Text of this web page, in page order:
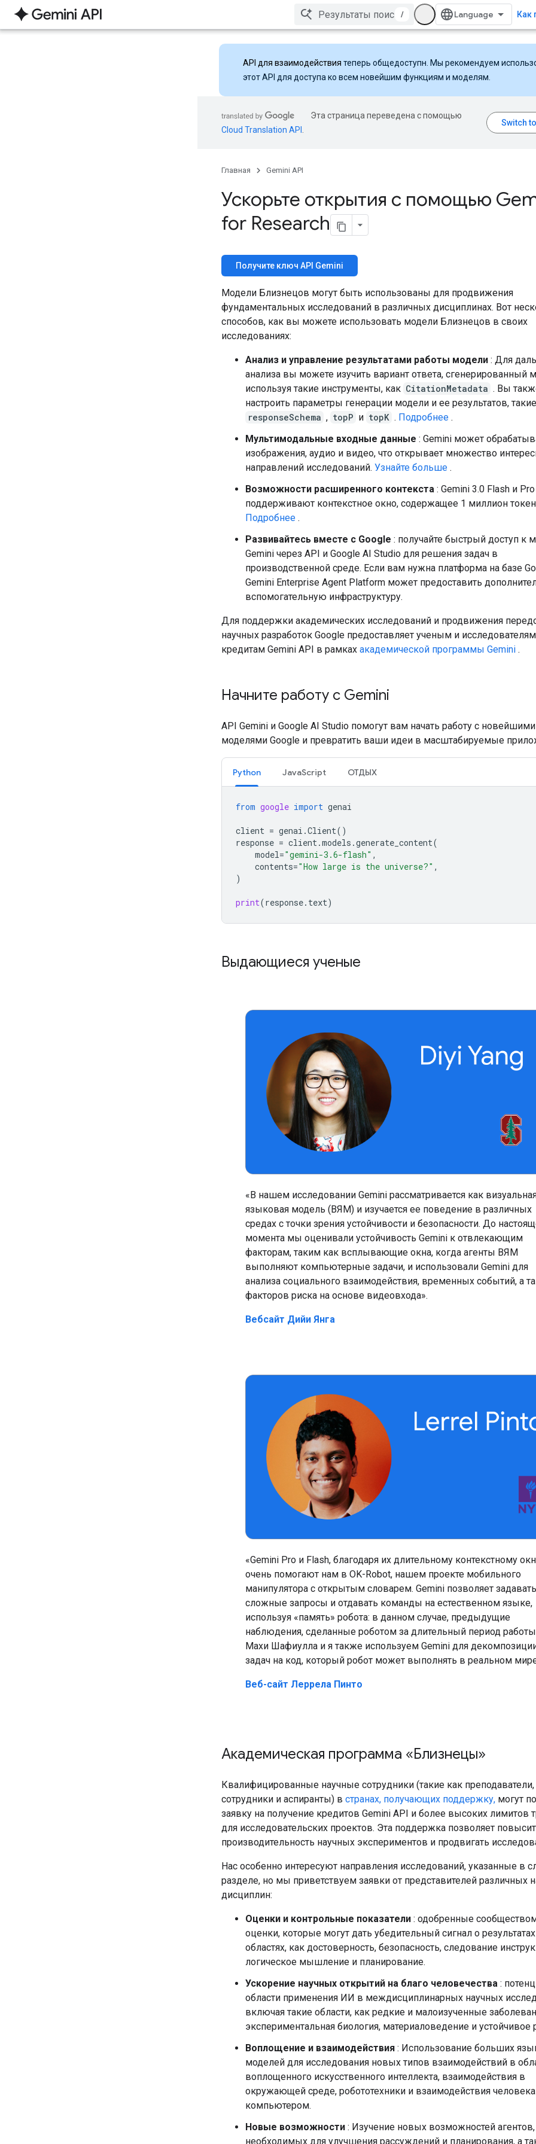
/ Как
API для взаимодействия теперь общедоступн. Мы рекомендуем
этот API для доступа ко всем новейшим функциям и моделям.
Эта страница переведена с помощью
Cloud Translation API
Главная Gemini API
Ускорьте открытия с помощью
for Research
Получите ключ API Gemini
Модели Близнецов могут быть использованы для продвижения
фундаментальных исследований в различных дисциплинах. Вот
способов, как вы можете использовать модели Близнецов в своих
исследованиях:
Анализ и управление результатами работы модели : Для
анализа вы можете изучить вариант ответа, сгенерированный
используя такие инструменты, как CitationMetadata . Вы
настроить параметры генерации модели и ее результатов,
responseSchema , topP и topK . Подробнее .
Мультимодальные входные данные : Gemini может
изображения, аудио и видео, что открывает множество
направлений исследований. Узнайте больше .
Возможности расширенного контекста : Gemini 3.0 Flash и Pro
поддерживают контекстное окно, содержащее 1 миллион
Подробнее .
Развивайтесь вместе с Google : получайте быстрый доступ к
Gemini через API и Google AI Studio для решения задач в
производственной среде. Если вам нужна платформа на базе
Gemini Enterprise Agent Platform может предоставить
вспомогательную инфраструктуру.
Для поддержки академических исследований и продвижения
научных разработок Google предоставляет ученым и
кредитам Gemini API в рамках академической программы Gemini .
Начните работу с Gemini
API Gemini и Google AI Studio помогут вам начать работу с новейшими
моделями Google и превратить ваши идеи в масштабируемые
Python JavaScript ОТДЫХ
from google import genai
client = genai .Client()
response = client.models .generate_content(
model="gemini-3.6-flash" ,
contents="How large is the universe?" ,
)
print(response. text)
Выдающиеся ученые
«В нашем исследовании Gemini рассматривается как
языковая модель (ВЯМ) и изучается ее поведение в различных
средах с точки зрения устойчивости и безопасности. До
момента мы оценивали устойчивость Gemini к отвлекающим
факторам, таким как всплывающие окна, когда агенты ВЯМ
выполняют компьютерные задачи, и использовали Gemini для
анализа социального взаимодействия, временных событий, а
факторов риска на основе видеовхода».
Вебсайт Дийи Янга
«Gemini Pro и Flash, благодаря их длительному контекстному
очень помогают нам в OK-Robot, нашем проекте мобильного
манипулятора с открытым словарем. Gemini позволяет задавать
сложные запросы и отдавать команды на естественном языке,
используя «память» робота: в данном случае, предыдущие
наблюдения, сделанные роботом за длительный период
Махи Шафиулла и я также используем Gemini для
задач на код, который робот может выполнять в реальном
Веб-сайт Леррела Пинто
Академическая программа «Близнецы»
Квалифицированные научные сотрудники (такие как преподаватели,
сотрудники и аспиранты) в странах, получающих поддержку, могут
заявку на получение кредитов Gemini API и более высоких лимитов
для исследовательских проектов. Эта поддержка позволяет
производительность научных экспериментов и продвигать
Нас особенно интересуют направления исследований, указанные в
разделе, но мы приветствуем заявки от представителей различных
дисциплин:
Оценки и контрольные показатели : одобренные
оценки, которые могут дать убедительный сигнал о
областях, как достоверность, безопасность, следование
логическое мышление и планирование.
Ускорение научных открытий на благо человечества :
области применения ИИ в междисциплинарных научных
включая такие области, как редкие и малоизученные
экспериментальная биология, материаловедение и устойчивое
Воплощение и взаимодействия : Использование больших
моделей для исследования новых типов взаимодействий в
воплощенного искусственного интеллекта, взаимодействия в
окружающей среде, робототехники и взаимодействия
компьютером.
Новые возможности : Изучение новых возможностей агентов,
необходимых для улучшения рассуждений и планирования, а